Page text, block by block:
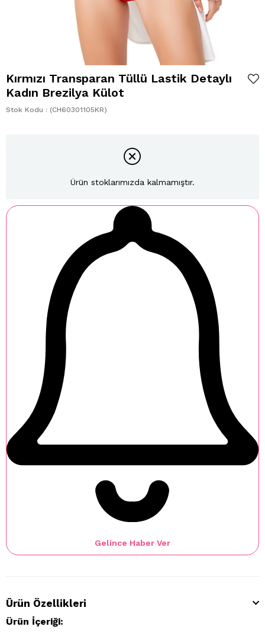
Kırmızı Transparan Tüllü Lastik Detaylı
Kadın Brezilya Külot
Stok Kodu (CH60301105KR)
Ürün stoklarımızda kalmamıştır.
Gelince Haber Ver
Ürün Özellikleri
Ürün İçeriği: